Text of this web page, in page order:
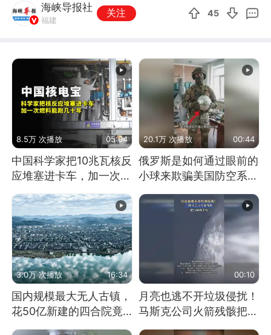
海峡导报社
福建
关注 45
8.5万 次播放 05:04
中国科学家把10兆瓦核反
应堆塞进卡车，加一次燃
料能跑几十年
20.1万 次播放 00:44
俄罗斯是如何通过眼前的
小球来欺骗美国防空系统
的
3.0万 次播放 16:34
国内规模最大无人古镇，
花50亿新建的四合院竟
00:10
月亮也逃不开垃圾侵扰！
马斯克公司火箭残骸把月